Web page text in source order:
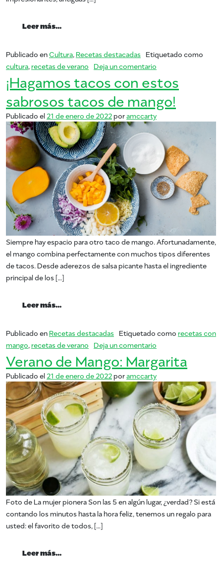
Leer más…
Publicado enCultura Recetas destacadas Etiquetado como
cultura recetas de verano Deja un comentario
¡Hagamos tacos con estos
sabrosos tacos de mango!
Publicado el 21 de enero de 2022poramccarty
Siempre hay espacio para otro taco de mango. Afortunadamente,
el mango combina perfectamente con muchos tipos diferentes
de tacos. Desde aderezos de salsa picante hasta el ingrediente
principal de los […]
Leer más…
Publicado enRecetas destacadas Etiquetado como recetas con
mango recetas de verano Deja un comentario
Verano de Mango: Margarita
Publicado el 21 de enero de 2022poramccarty
Foto de La mujer pionera Son las 5 en algún lugar, ¿verdad? Si está
contando los minutos hasta la hora feliz, tenemos un regalo para
usted: el favorito de todos, […]
Leer más…